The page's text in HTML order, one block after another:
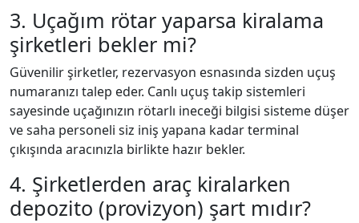
3. Uçağım rötar yaparsa kiralama
şirketleri bekler mi?
Güvenilir şirketler, rezervasyon esnasında sizden uçuş
numaranızı talep eder. Canlı uçuş takip sistemleri
sayesinde uçağınızın rötarlı ineceği bilgisi sisteme düşer
ve saha personeli siz iniş yapana kadar terminal
çıkışında aracınızla birlikte hazır bekler.
4. Şirketlerden araç kiralarken
depozito (provizyon) şart mıdır?